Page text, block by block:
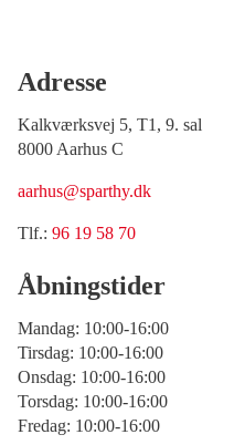
Adresse
Kalkværksvej 5, T1, 9. sal
8000 Aarhus C
aarhus@sparthy.dk
Tlf.: 96 19 58 70
Åbningstider
Mandag: 10:00-16:00
Tirsdag: 10:00-16:00
Onsdag: 10:00-16:00
Torsdag: 10:00-16:00
Fredag: 10:00-16:00